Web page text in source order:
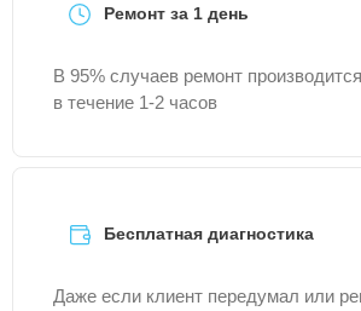
Ремонт за 1 день
В 95% случаев ремонт
в течение 1-2 часов
Бесплатная диагностика
Даже если клиент передумал или